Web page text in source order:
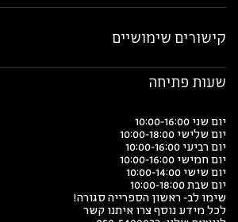
קישורים שימושיים
שעות פתיחה
יום שני 10:00-16:00
יום שלישי 10:00-18:00
יום רביעי 10:00-16:00
יום חמישי 10:00-16:00
יום שישי 10:00-14:00
יום שבת 10:00-18:00
שימו לב- ראשון הספרייה סגורה!
לכל מידע נוסף צרו איתנו קשר